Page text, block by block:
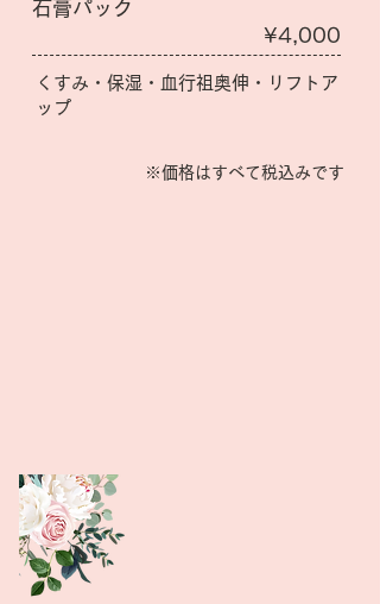
石膏パック
¥4,000
くすみ・保湿・血行祖奥伸・リフトア
ップ
※価格はすべて税込みです